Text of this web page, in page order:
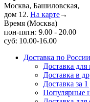
Москва, Башиловская,
дом 12. На карте→
Время (Москва)
пон-пятн: 9.00 - 20.00
суб: 10.00-16.00
Доставка по России
Доставка для
Доставка в
Доставка за 1
Популярные